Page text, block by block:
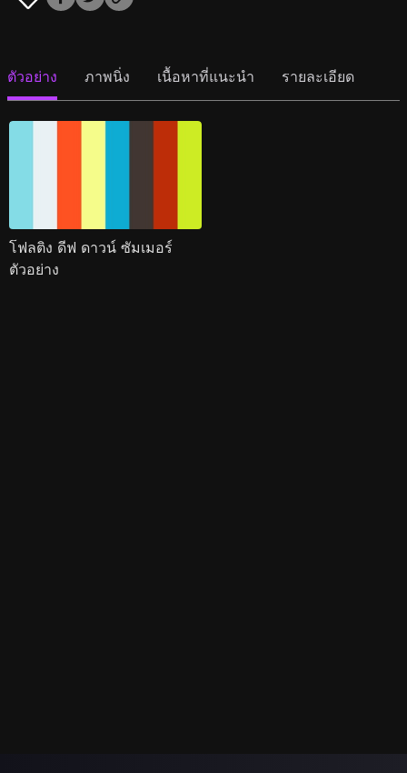
ตัวอย่าง ภาพนิ่ง เนื้อหาที่แนะนำ รายละเอียด
โฟลติง ดีฟ ดาวน์ ซัมเมอร์
ตัวอย่าง